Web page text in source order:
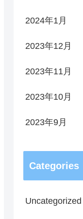
2024年1月
2023年12月
2023年11月
2023年10月
2023年9月
Categories
Uncategorized